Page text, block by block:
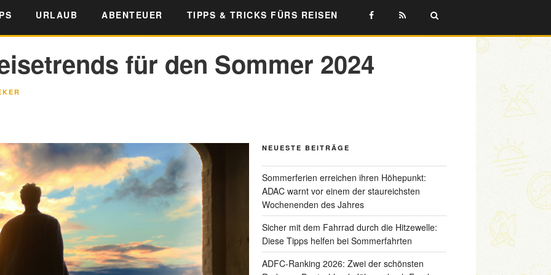
URLAUB ABENTEUER TIPPS & TRICKS FÜRS REISEN
für den Sommer 2024
NEUESTE BEITRÄGE
Sommerferien erreichen ihren Höhepunkt:
ADAC warnt vor einem der staureichsten
Wochenenden des Jahres
Sicher mit dem Fahrrad durch die Hitzewelle:
Diese Tipps helfen bei Sommerfahrten
ADFC-Ranking 2026: Zwei der schönsten